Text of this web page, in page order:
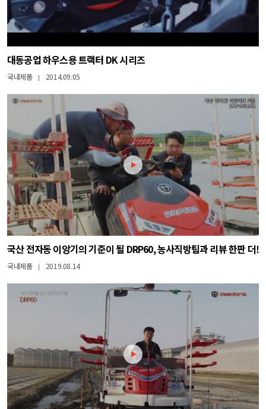
대동공업 하우스용 트랙터 DK 시리즈
국내제품 | 2014.09.05
국산 전자동 이앙기의 기준이 될 DRP60, 농사직방팀과 리뷰 한판 더!
국내제품 | 2019.08.14